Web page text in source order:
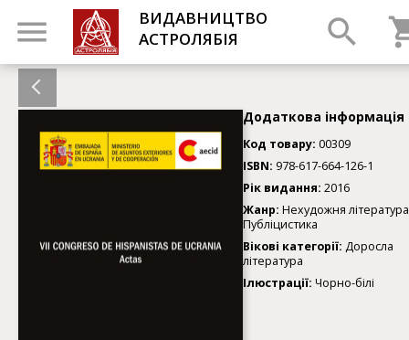
ВИДАВНИЦТВО
АСТРОЛЯБІЯ
Додаткова інформація
Код товару: 00309
ISBN: 978-617-664-126-1
Рік видання: 2016
Жанр: Нехудожня
Публіцистика
Вікові категорії: Доросла
література
Ілюстрації: Чорно-білі